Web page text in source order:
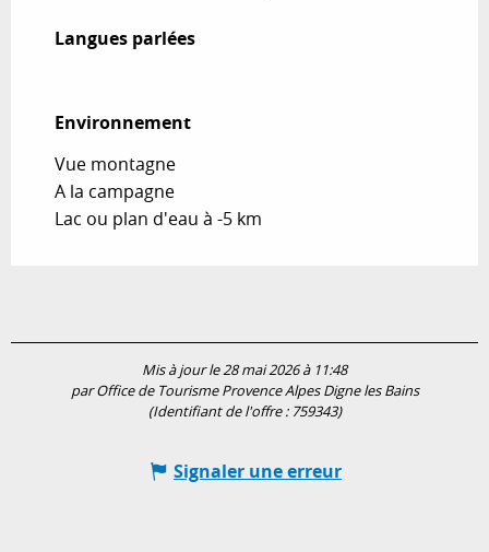
Langues parlées
Langues parlées
Environnement
Environnement
Vue montagne
A la campagne
Lac ou plan d'eau à -5 km
Mis à jour le 28 mai 2026 à 11:48
par Office de Tourisme Provence Alpes Digne les Bains
(Identifiant de l'offre : 759343)
Signaler une erreur